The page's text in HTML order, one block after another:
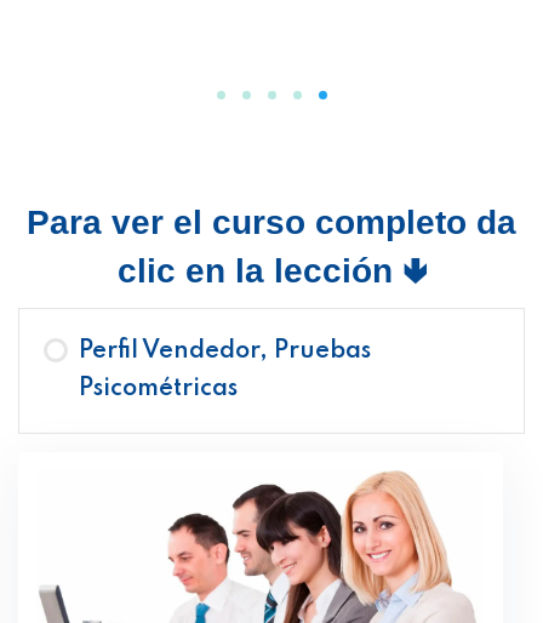
Para ver el curso completo da
clic en la lección 🢃
Perfil Vendedor, Pruebas
Psicométricas